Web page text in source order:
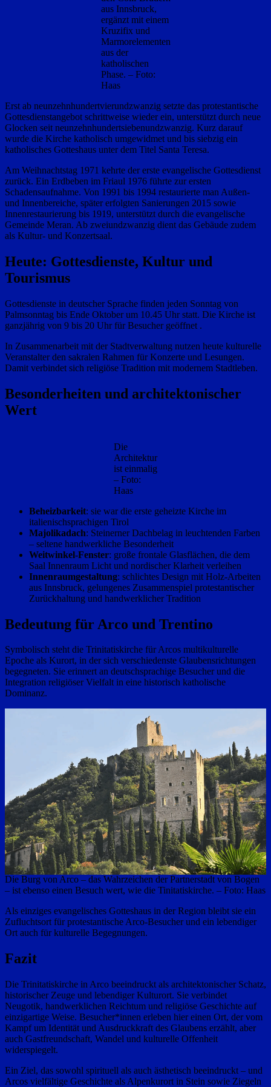
aus Innsbruck,
ergänzt mit einem
Kruzifix und
Marmorelementen
aus der
katholischen
Phase. – Foto:
Haas
Erst ab neunzehnhundertvierundzwanzig setzte das protestantische
Gottesdienstangebot schrittweise wieder ein, unterstützt durch neue
Glocken seit neunzehnhundertsiebenundzwanzig. Kurz darauf
wurde die Kirche katholisch umgewidmet und bis siebzig ein
katholisches Gotteshaus unter dem Titel Santa Teresa.
Am Weihnachtstag 1971 kehrte der erste evangelische Gottesdienst
zurück. Ein Erdbeben im Friaul 1976 führte zur ersten
Schadensaufnahme. Von 1991 bis 1994 restaurierte man Außen-
und Innenbereiche, später erfolgten Sanierungen 2015 sowie
Innenrestaurierung bis 1919, unterstützt durch die evangelische
Gemeinde Meran. Ab zweiundzwanzig dient das Gebäude zudem
als Kultur‑ und Konzertsaal.
Heute: Gottesdienste, Kultur und
Tourismus
Gottesdienste in deutscher Sprache finden jeden Sonntag von
Palmsonntag bis Ende Oktober um 10.45 Uhr statt. Die Kirche ist
ganzjährig von 9 bis 20 Uhr für Besucher geöffnet .
In Zusammenarbeit mit der Stadtverwaltung nutzen heute kulturelle
Veranstalter den sakralen Rahmen für Konzerte und Lesungen.
Damit verbindet sich religiöse Tradition mit modernem Stadtleben.
Besonderheiten und architektonischer
Wert
Die
Architektur
ist einmalig
– Foto:
Haas
Beheizbarkeit: sie war die erste geheizte Kirche im
italienischsprachigen Tirol
Majolikadach: Steinerner Dachbelag in leuchtenden Farben
– seltene handwerkliche Besonderheit
Weitwinkel‑Fenster: große frontale Glasflächen, die dem
Saal Innenraum Licht und nordischer Klarheit verleihen
Innenraumgestaltung: schlichtes Design mit Holz‑Arbeiten
aus Innsbruck, gelungenes Zusammenspiel protestantischer
Zurückhaltung und handwerklicher Tradition
Bedeutung für Arco und Trentino
Symbolisch steht die Trinitatiskirche für Arcos multikulturelle
Epoche als Kurort, in der sich verschiedenste Glaubensrichtungen
begegneten. Sie erinnert an deutschsprachige Besucher und die
Integration religiöser Vielfalt in eine historisch katholische
Dominanz.
Die Burg von Arco – das Wahrzeichen der Partnerstadt von Bogen
– ist ebenso einen Besuch wert, wie die Tinitatiskirche. – Foto: Haas
Als einziges evangelisches Gotteshaus in der Region bleibt sie ein
Zufluchtsort für protestantische Arco‑Besucher und ein lebendiger
Ort auch für kulturelle Begegnungen.
Fazit
Die Trinitatiskirche in Arco beeindruckt als architektonischer Schatz,
historischer Zeuge und lebendiger Kulturort. Sie verbindet
Neugotik, handwerklichen Reichtum und religiöse Geschichte auf
einzigartige Weise. Besucher*innen erleben hier einen Ort, der vom
Kampf um Identität und Ausdruckkraft des Glaubens erzählt, aber
auch Gastfreundschaft, Wandel und kulturelle Offenheit
widerspiegelt.
Ein Ziel, das sowohl spirituell als auch ästhetisch beeindruckt – und
Arcos vielfältige Geschichte als Alpenkurort in Stein sowie Ziegeln